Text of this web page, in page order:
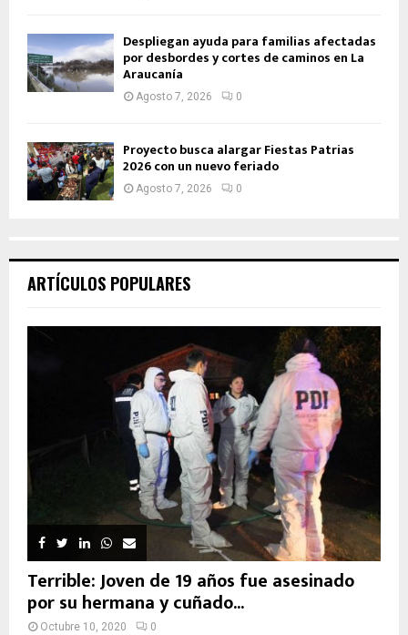
Despliegan ayuda para familias afectadas
por desbordes y cortes de caminos en La
Araucanía
Agosto 7, 2026 0
Proyecto busca alargar Fiestas Patrias
2026 con un nuevo feriado
Agosto 7, 2026 0
ARTÍCULOS POPULARES
Terrible: Joven de 19 años fue asesinado
por su hermana y cuñado...
Octubre 10, 2020 0